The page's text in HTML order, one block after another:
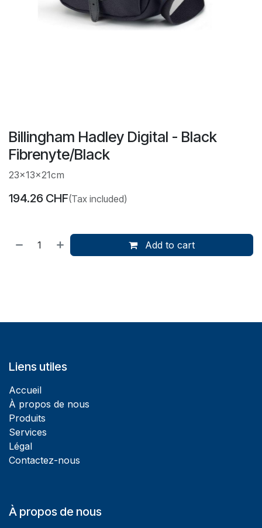
Billingham Hadley Digital - Black
Fibrenyte/Black
23x13x21cm
194.26 CHF(Tax included)
Add to cart
Liens utiles
Accueil
À propos de nous
Produits
Services
Légal
Contactez-nous
À propos de nous